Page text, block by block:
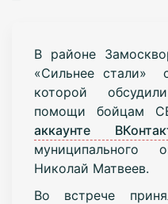
В районе
«Сильнее стали»
которой
помощи бойцам
аккаунте
муниципального
Николай Матвеев.
Во встрече